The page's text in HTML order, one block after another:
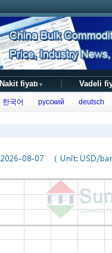
Nakit fiyatı ▼ Vadeli
한국어 русский deutsch